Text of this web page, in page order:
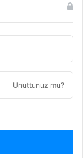
Unuttunuz mu?